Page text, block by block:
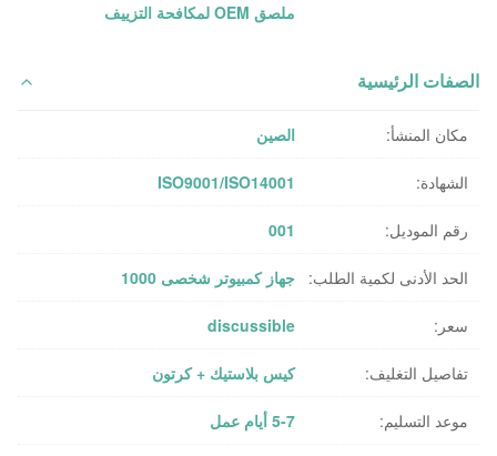
ملصق OEM لمكافحة التزييف
الصفات الرئيسية
مكان المنشأ: الصين
الشهادة: ISO9001/ISO14001
رقم الموديل: 001
الحد الأدنى لكمية الطلب: جهاز كمبيوتر شخصى 1000
سعر: discussible
تفاصيل التغليف: كيس بلاستيك + كرتون
موعد التسليم: 5-7 أيام عمل